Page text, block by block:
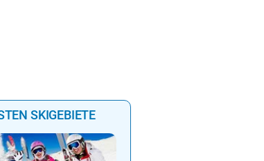
3% 51% 2%
27°
SKIGEBIETE